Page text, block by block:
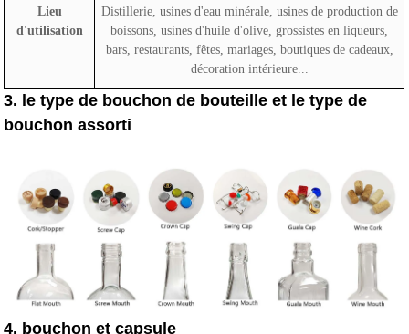
Lieu
d'utilisation
Distillerie, usines d'eau minérale, usines de production de
boissons, usines d'huile d'olive, grossistes en liqueurs,
bars, restaurants, fêtes, mariages, boutiques de cadeaux,
décoration intérieure...
3. le type de bouchon de bouteille et le type de
bouchon assorti
4. bouchon et capsule